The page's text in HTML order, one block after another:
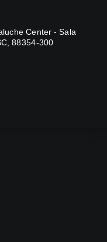
Center - Sala
88354-300